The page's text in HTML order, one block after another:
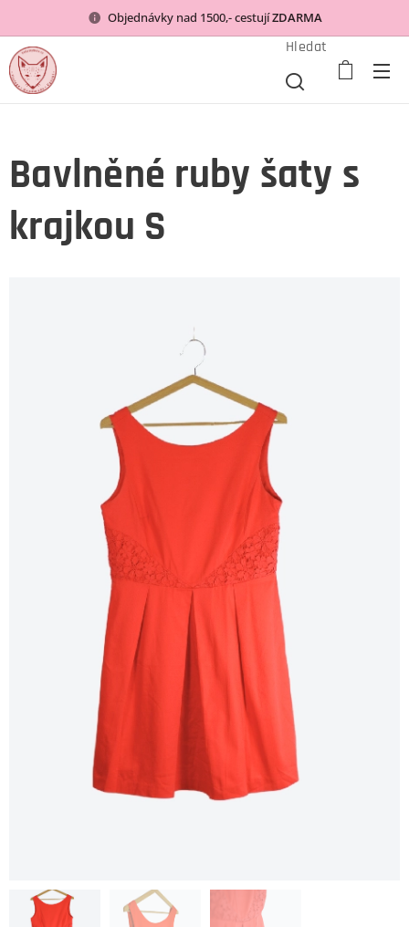
Objednávky nad 1500,- cestujíZDARMA
Hledat
Bavlněné ruby šaty s
krajkou S